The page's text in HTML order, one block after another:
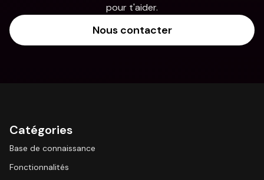
pour t'aider.
Nous contacter
Catégories
Base de connaissance
Fonctionnalités